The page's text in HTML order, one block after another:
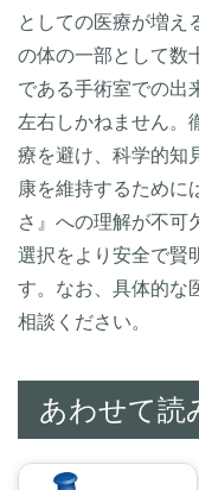
としての医療が増え
の体の一部として数
である手術室での出
左右しかねません。
療を避け、科学的知
康を維持するために
さ』への理解が不可
選択をより安全で賢
す。なお、具体的な
相談ください。
あわせて読